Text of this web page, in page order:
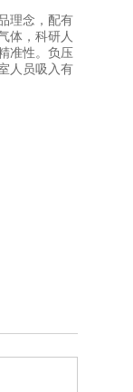
理念，配有
体，科研人
准性。负压
人员吸入有